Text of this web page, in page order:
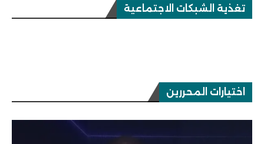
تغذية الشبكات الاجتماعية
اختيارات المحررين